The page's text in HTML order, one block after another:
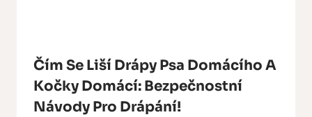
Čím Se Liší Drápy Psa Domácího A
Kočky Domácí: Bezpečnostní
Návody Pro Drápání!